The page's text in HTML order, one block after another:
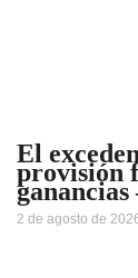
El
provisión
2 de agosto de